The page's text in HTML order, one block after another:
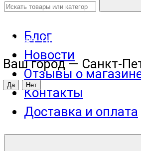
Санкт-Петербург
Ваш город — Санкт-
Блог
Новости
Отзывы о
Контакты
Доставка и оплата